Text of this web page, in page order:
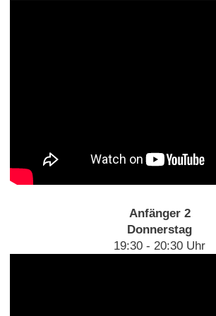
Anfänger 2
Donnerstag
19:30 - 20:30 Uhr